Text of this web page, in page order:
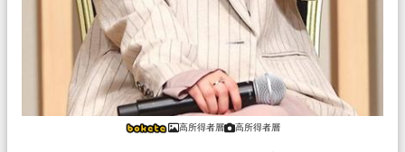
高所得者層 高所得者層